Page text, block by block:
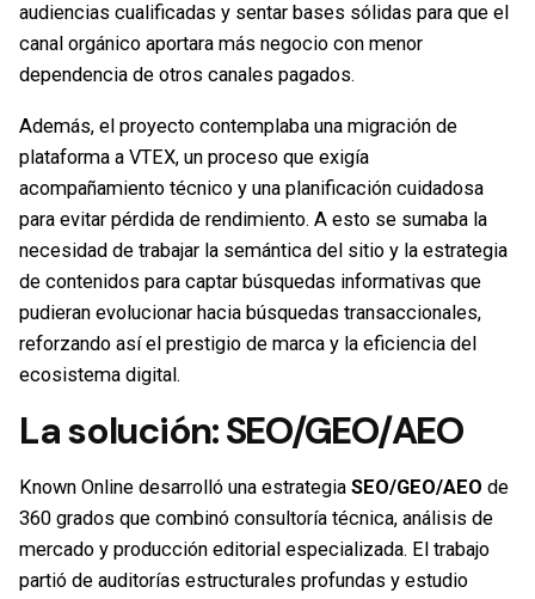
audiencias cualificadas y sentar bases sólidas para que el
canal orgánico aportara más negocio con menor
dependencia de otros canales pagados.
Además, el proyecto contemplaba una migración de
plataforma a VTEX, un proceso que exigía
acompañamiento técnico y una planificación cuidadosa
para evitar pérdida de rendimiento. A esto se sumaba la
necesidad de trabajar la semántica del sitio y la estrategia
de contenidos para captar búsquedas informativas que
pudieran evolucionar hacia búsquedas transaccionales,
reforzando así el prestigio de marca y la eficiencia del
ecosistema digital.
La solución: SEO/GEO/AEO
Known Online desarrolló una estrategia SEO/GEO/AEO de
360 grados que combinó consultoría técnica, análisis de
mercado y producción editorial especializada. El trabajo
partió de auditorías estructurales profundas y estudio